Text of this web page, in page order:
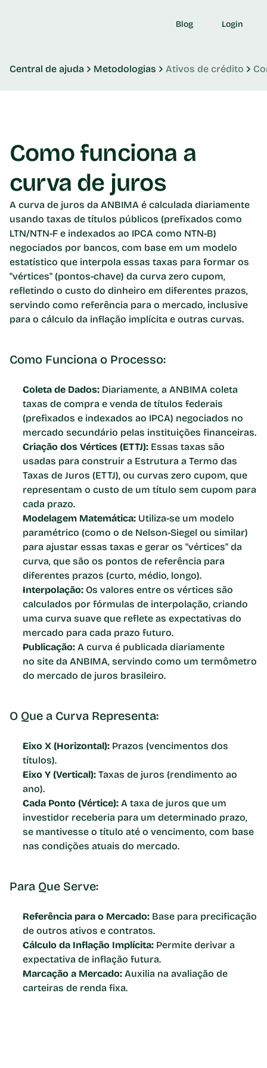
Blog Login
Central de ajuda Metodologias Ativos de crédito
Como funciona a
curva de juros
A curva de juros da ANBIMA é calculada diariamente
usando taxas de títulos públicos (prefixados como
LTN/NTN-F e indexados ao IPCA como NTN-B)
negociados por bancos, com base em um modelo
estatístico que interpola essas taxas para formar os
"vértices" (pontos-chave) da curva zero cupom,
refletindo o custo do dinheiro em diferentes prazos,
servindo como referência para o mercado, inclusive
para o cálculo da inflação implícita e outras curvas.
Como Funciona o Processo:
Coleta de Dados: Diariamente, a ANBIMA coleta
taxas de compra e venda de títulos federais
(prefixados e indexados ao IPCA) negociados no
mercado secundário pelas instituições financeiras.
Criação dos Vértices (ETTJ): Essas taxas são
usadas para construir a Estrutura a Termo das
Taxas de Juros (ETTJ), ou curvas zero cupom, que
representam o custo de um título sem cupom para
cada prazo.
Modelagem Matemática: Utiliza-se um modelo
paramétrico (como o de Nelson-Siegel ou similar)
para ajustar essas taxas e gerar os "vértices" da
curva, que são os pontos de referência para
diferentes prazos (curto, médio, longo).
Interpolação: Os valores entre os vértices são
calculados por fórmulas de interpolação, criando
uma curva suave que reflete as expectativas do
mercado para cada prazo futuro.
Publicação: A curva é publicada diariamente
no site da ANBIMA, servindo como um termômetro
do mercado de juros brasileiro.
O Que a Curva Representa:
Eixo X (Horizontal): Prazos (vencimentos dos
títulos).
Eixo Y (Vertical): Taxas de juros (rendimento ao
ano).
Cada Ponto (Vértice): A taxa de juros que um
investidor receberia para um determinado prazo,
se mantivesse o título até o vencimento, com base
nas condições atuais do mercado.
Para Que Serve:
Referência para o Mercado: Base para precificação
de outros ativos e contratos.
Cálculo da Inflação Implícita: Permite derivar a
expectativa de inflação futura.
Marcação a Mercado: Auxilia na avaliação de
carteiras de renda fixa.